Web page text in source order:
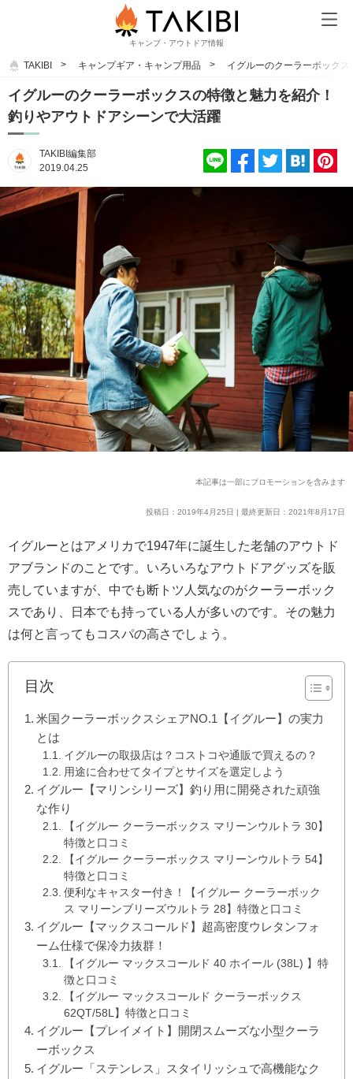
キャンプ・アウトドア情報
TAKIBI キャンプギア・キャンプ用品 イグルーのクーラーボック
イグルーのクーラーボックスの特徴と魅力を紹介！
釣りやアウトドアシーンで大活躍
TAKIBI編集部
2019.04.25
本記事は一部にプロモーションを含みます
投稿日：2019年4月25日 | 最終更新日：2021年8月17日
イグルーとはアメリカで1947年に誕生した老舗のアウトド
アブランドのことです。いろいろなアウトドアグッズを販
売していますが、中でも断トツ人気なのがクーラーボック
スであり、日本でも持っている人が多いのです。その魅力
は何と言ってもコスパの高さでしょう。
目次
米国クーラーボックスシェアNO.1【イグルー】の実力
とは
イグルーの取扱店は？コストコや通販で買えるの？
用途に合わせてタイプとサイズを選定しよう
イグルー【マリンシリーズ】釣り用に開発された頑強
な作り
【イグルー クーラーボックス マリーンウルトラ 30】
特徴と口コミ
【イグルー クーラーボックス マリーンウルトラ 54】
特徴と口コミ
便利なキャスター付き！【イグルー クーラーボック
ス マリーンブリーズウルトラ 28】特徴と口コミ
イグルー【マックスコールド】超高密度ウレタンフォ
ーム仕様で保冷力抜群！
【イグルー マックスコールド 40 ホイール (38L) 】特
徴と口コミ
【イグルー マックスコールド クーラーボックス
62QT/58L】特徴と口コミ
イグルー【プレイメイト】開閉スムーズな小型クーラ
ーボックス
イグルー「ステンレス」スタイリッシュで高機能なク